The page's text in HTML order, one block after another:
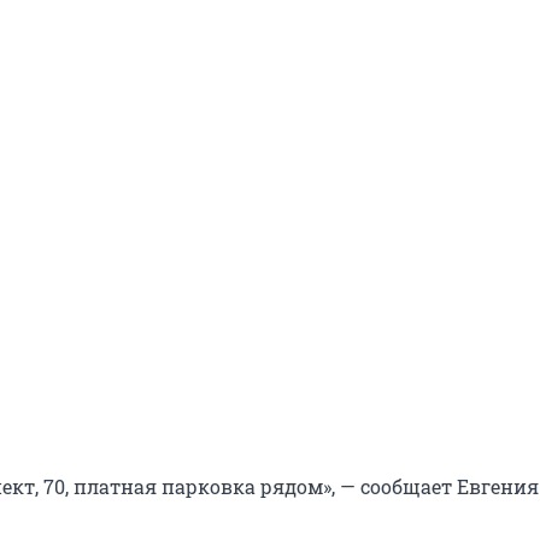
70, платная парковка рядом», — сообщает